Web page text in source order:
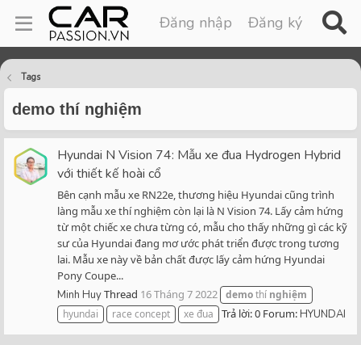
Đăng nhập Đăng ký
Tags
demo thí nghiệm
Hyundai N Vision 74: Mẫu xe đua Hydrogen Hybrid
với thiết kế hoài cổ
Bên cạnh mẫu xe RN22e, thương hiệu Hyundai cũng trình
làng mẫu xe thí nghiệm còn lại là N Vision 74. Lấy cảm hứng
từ một chiếc xe chưa từng có, mẫu cho thấy những gì các kỹ
sư của Hyundai đang mơ ước phát triển được trong tương
lai. Mẫu xe này về bản chất được lấy cảm hứng Hyundai
Pony Coupe...
Minh HuyThread 16 Tháng 7 2022 demothí nghiệm
hyundai
race concept xe đua Trả lời: 0 Forum:HYUNDAI